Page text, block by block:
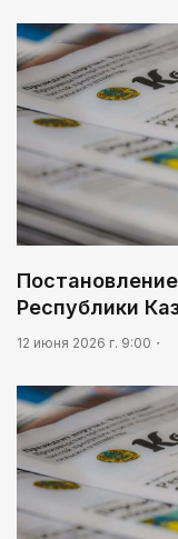
Республики
12 июня 2026 г. 9:00